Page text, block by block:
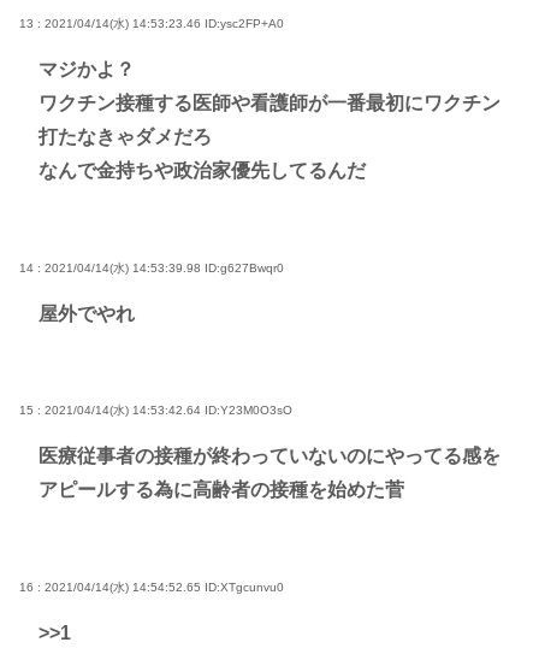
13 : 2021/04/14(水) 14:53:23.46 ID:ysc2FP+A0
マジかよ？
ワクチン接種する医師や看護師が一番最初にワクチン
打たなきゃダメだろ
なんで金持ちや政治家優先してるんだ
14 : 2021/04/14(水) 14:53:39.98 ID:g627Bwqr0
屋外でやれ
15 : 2021/04/14(水) 14:53:42.64 ID:Y23M0O3sO
医療従事者の接種が終わっていないのにやってる感を
アピールする為に高齢者の接種を始めた菅
16 : 2021/04/14(水) 14:54:52.65 ID:XTgcunvu0
>>1